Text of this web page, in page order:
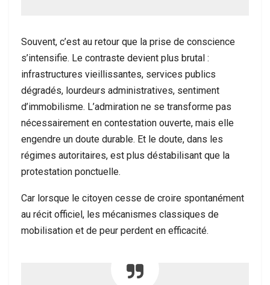
Souvent, c’est au retour que la prise de conscience
s’intensifie. Le contraste devient plus brutal :
infrastructures vieillissantes, services publics
dégradés, lourdeurs administratives, sentiment
d’immobilisme. L’admiration ne se transforme pas
nécessairement en contestation ouverte, mais elle
engendre un doute durable. Et le doute, dans les
régimes autoritaires, est plus déstabilisant que la
protestation ponctuelle.
Car lorsque le citoyen cesse de croire spontanément
au récit officiel, les mécanismes classiques de
mobilisation et de peur perdent en efficacité.